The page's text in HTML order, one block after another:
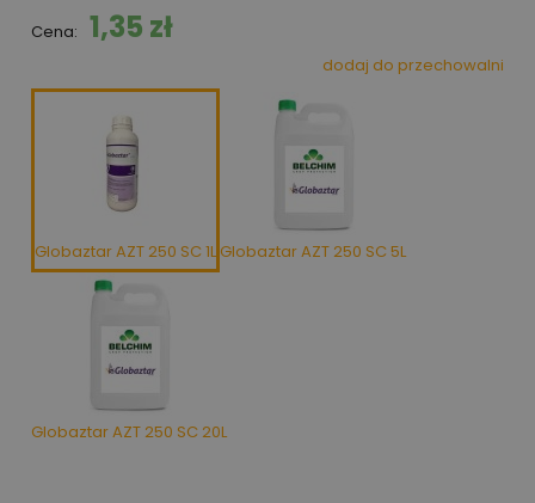
Cena: 1,35 zł
Globaztar AZT 250 SC 1L Globaztar AZT 250 SC 5L
Globaztar AZT 250 SC 20L
dodaj do przechowalni